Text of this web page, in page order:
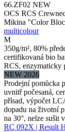
66.ZF02 NEW
OCS RCS
Mikina "Color
multicolour
M
350g/m², 80%
certifikovaná bio
RCS, enzymaticky
NEW 2026
Prodejní pomůcka
uvnitř počesaná,
přísad, výpočet
dopadu na životní
na 30°, nelze sušit
RC 092X | Result